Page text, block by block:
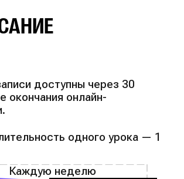
доступны через 30
окончания онлайн-
одного урока — 1
Каждую неделю